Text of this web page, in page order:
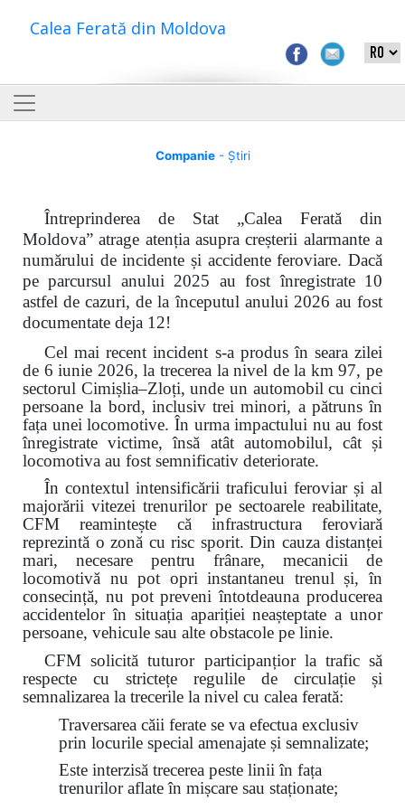
Calea Ferată din Moldova
Companie- Știri
Întreprinderea de Stat „Calea Ferată din
Moldova” atrage atenția asupra creșterii alarmante a
numărului de incidente și accidente feroviare. Dacă
pe parcursul anului 2025 au fost înregistrate 10
astfel de cazuri, de la începutul anului 2026 au fost
documentate deja 12!
Cel mai recent incident s-a produs în seara zilei
de 6 iunie 2026, la trecerea la nivel de la km 97, pe
sectorul Cimișlia–Zloți, unde un automobil cu cinci
persoane la bord, inclusiv trei minori, a pătruns în
fața unei locomotive. În urma impactului nu au fost
înregistrate victime, însă atât automobilul, cât și
locomotiva au fost semnificativ deteriorate.
În contextul intensificării traficului feroviar și al
majorării vitezei trenurilor pe sectoarele reabilitate,
CFM reamintește că infrastructura feroviară
reprezintă o zonă cu risc sporit. Din cauza distanței
mari, necesare pentru frânare, mecanicii de
locomotivă nu pot opri instantaneu trenul și, în
consecință, nu pot preveni întotdeauna producerea
accidentelor în situația apariției neașteptate a unor
persoane, vehicule sau alte obstacole pe linie.
CFM solicită tuturor participanțior la trafic să
respecte cu strictețe regulile de circulație și
semnalizarea la trecerile la nivel cu calea ferată:
Traversarea căii ferate se va efectua exclusiv
prin locurile special amenajate și semnalizate;
Este interzisă trecerea peste linii în fața
trenurilor aflate în mișcare sau staționate;